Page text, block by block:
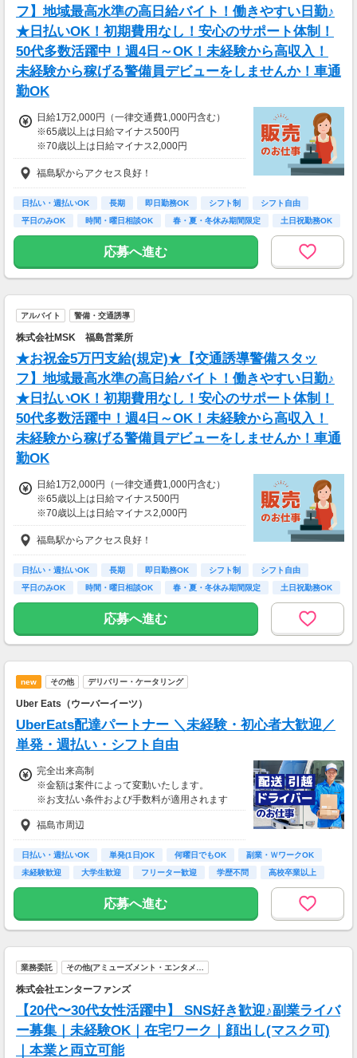
フ】地域最高水準の高日給バイト！働きやすい日勤♪
★日払いOK！初期費用なし！安心のサポート体制！
50代多数活躍中！週4日～OK！未経験から高収入！
未経験から稼げる警備員デビューをしませんか！車通
勤OK
日給1万2,000円（一律交通費1,000円含む）
※65歳以上は日給マイナス500円
※70歳以上は日給マイナス2,000円
---
■交通誘導2級以上の資格をお持ちの方は
日給1万2,000円
（一律交通費1,000円含む）
※65歳以上は日給マイナス500円
★交通誘導2級（以上）として従事した場合
1勤務につき1000円支給！！
---
務、
70歳以降では低負荷業務や季節により
給与が上記になる場合がございます。
＜月収例＞
月収24万円可能
（日給1万2,000円×月20日勤務）
福島駅からアクセス良好！
日払い・週払いOK 長期 即日勤務OK シフト制
シフト自由
平日のみOK
時間・曜日相談OK 春・夏・冬休み期間限定 土日祝勤務OK
応募へ進む
アルバイト 警備・交通誘導
株式会社MSK 福島営業所
★お祝金5万円支給(規定)★【交通誘導警備スタッ
フ】地域最高水準の高日給バイト！働きやすい日勤♪
★日払いOK！初期費用なし！安心のサポート体制！
50代多数活躍中！週4日～OK！未経験から高収入！
未経験から稼げる警備員デビューをしませんか！車通
勤OK
日給1万2,000円（一律交通費1,000円含む）
※65歳以上は日給マイナス500円
※70歳以上は日給マイナス2,000円
---
■交通誘導2級以上の資格をお持ちの方は
日給1万2,000円
（一律交通費1,000円含む）
※65歳以上は日給マイナス500円
★交通誘導2級（以上）として従事した場合
1勤務につき1000円支給！！
---
務、
70歳以降では低負荷業務や季節により
給与が上記になる場合がございます。
月収24万円可能
（日給1万2,000円×月20日勤務）
福島駅からアクセス良好！
日払い・週払いOK 長期 即日勤務OK シフト制
シフト自由
平日のみOK
時間・曜日相談OK 春・夏・冬休み期間限定 土日祝勤務OK
応募へ進む
new その他 デリバリー・ケータリング
Uber Eats（ウーバーイーツ）
UberEats配達パートナー ＼未経験・初心者大歓迎／
単発・週払い・シフト自由
完全出来高制
※金額は案件によって変動いたします。
※お支払い条件および手数料が適用されます
福島市周辺
日払い・週払いOK 単発(1日)OK 何曜日でもOK
副業・ＷワークOK
未経験歓迎
大学生歓迎 フリーター歓迎 学歴不問 高校卒業以上
応募へ進む
業務委託 その他(アミューズメント・エンタメ…
株式会社エンターファンズ
【20代〜30代女性活躍中】 SNS好き歓迎♪副業ライバ
ー募集｜未経験OK｜在宅ワーク｜顔出し(マスク可)
｜本業と両立可能